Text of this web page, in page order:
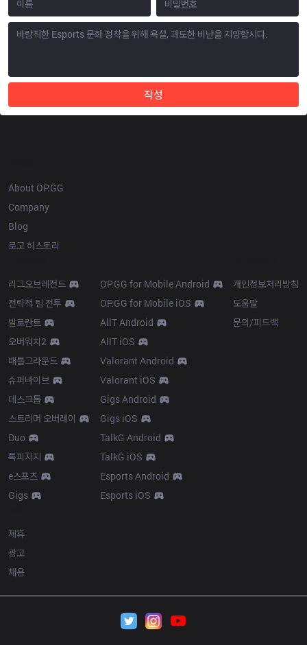
작성
About OP.GG
Company
Blog
로고 히스토리
리그오브레전드
전략적 팀 전투
발로란트
오버워치2
배틀그라운드
슈퍼바이브
데스크톱
스트리머 오버레이
Duo
톡피지지
e스포츠
Gigs
OP.GG for Mobile Android
OP.GG for Mobile iOS
AllT Android
AllT iOS
Valorant Android
Valorant iOS
Gigs Android
Gigs iOS
TalkG Android
TalkG iOS
Esports Android
Esports iOS
개인정보처리방침
도움말
문의/피드백
제휴
광고
채용